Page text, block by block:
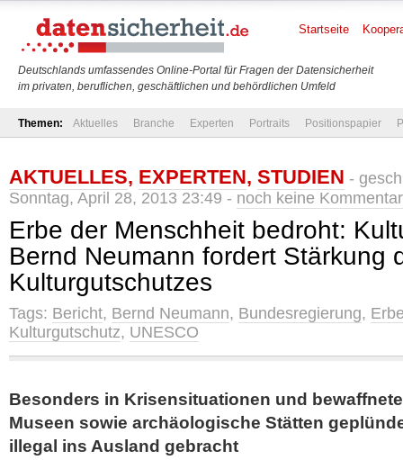
Deutschlands umfassendes Online-Portal für Fragen der Datensicherheit
im privaten, beruflichen, geschäftlichen und behördlichen Umfeld
Startseite
Themen: Aktuelles Branche Experten Portraits Positionspapier
AKTUELLES, EXPERTEN, STUDIEN -
Sonntag, April 28, 2013 23:49 - noch keine
Erbe der Menschheit bedroht:
Bernd Neumann fordert Stärkung
Kulturgutschutzes
Tags: Bericht, Bernd Neumann, Bundesregierung,
Kulturgutschutz, UNESCO
Besonders in Krisensituationen und
Museen sowie archäologische Stätten
illegal ins Ausland gebracht